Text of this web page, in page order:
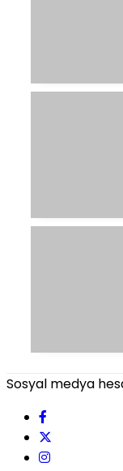
Sosyal medya